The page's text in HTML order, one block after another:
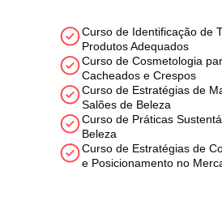
Curso de Identificação de
Produtos Adequados
Curso de Cosmetologia
Cacheados e Crespos
Curso de Estratégias de
Salões de Beleza
Curso de Práticas
Beleza
Curso de Estratégias de
e Posicionamento no